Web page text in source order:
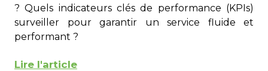
? Quels indicateurs clés de performance (KPIs)
surveiller pour garantir un service fluide et
performant ?
Lire l'article